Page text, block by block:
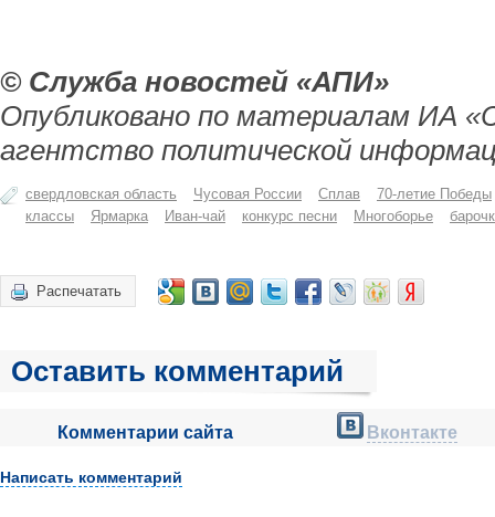
© Служба новостей «АПИ»
Опубликовано по материалам ИА
агентство политической
свердловская область Чусовая России Сплав
70-летие Победы
классы
Ярмарка Иван-чай конкурс песни Многоборье
Распечатать
Оставить комментарий
Комментарии сайта Вконтакте
Написать комментарий